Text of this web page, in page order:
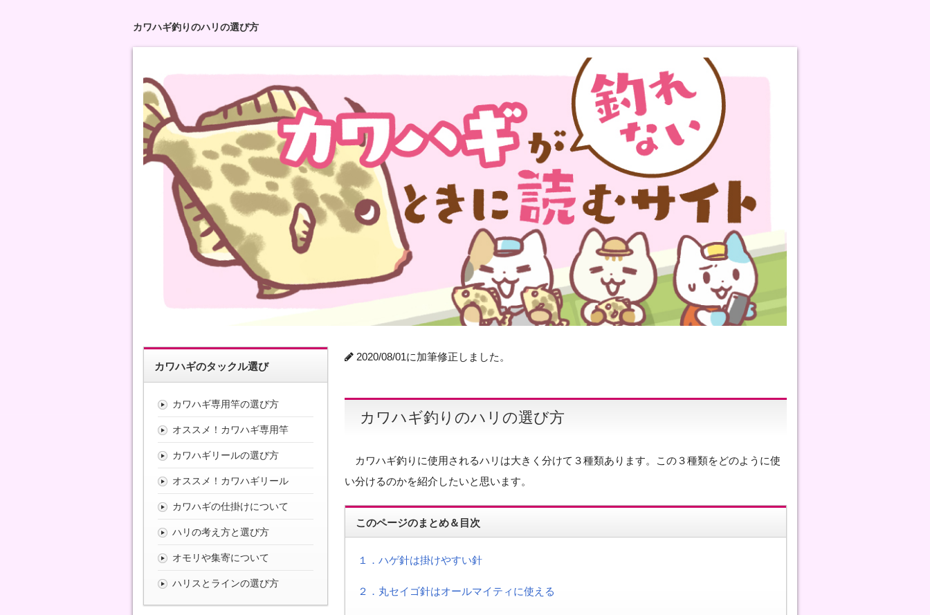
カワハギ釣りのハリの選び方
2020/08/01に加筆修正しました。
カワハギ釣りのハリの選び方
カワハギ釣りに使用されるハリは大きく分けて３種類あります。この３種類をどのように使
い分けるのかを紹介したいと思います。
このページのまとめ＆目次
１．ハゲ針は掛けやすい針
２．丸セイゴ針はオールマイティに使える
カワハギのタックル選び
カワハギ専用竿の選び方
オススメ！カワハギ専用竿
カワハギリールの選び方
オススメ！カワハギリール
カワハギの仕掛けについて
ハリの考え方と選び方
オモリや集寄について
ハリスとラインの選び方